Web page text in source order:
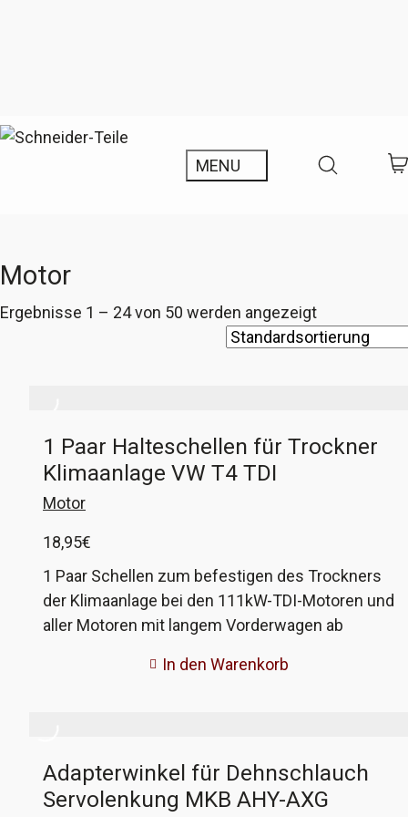
Motor
Ergebnisse 1 – 24 von 50 werden angezeigt
1 Paar Halteschellen für Trockner
Klimaanlage VW T4 TDI
Motor
18,95€
1 Paar Schellen zum befestigen des Trockners
der Klimaanlage bei den 111kW-TDI-Motoren und
aller Motoren mit langem Vorderwagen ab
Schellen sind meist völlig verrottet und fallen
Beim Anbau sind leichte Anpassungsarbeiten
erforderlich, wie das auszusehen hat bekommt
In den Warenkorb
Adapterwinkel für Dehnschlauch
Servolenkung MKB AHY-AXG